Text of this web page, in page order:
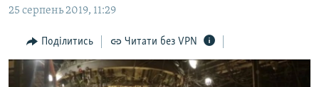
основної
навігації
Перейти
до
пошуку
БЛОГИ
ПОГЛЯД
ІНТЕРВ'Ю
25 серпень 2019, 11:29
Поділитись Читати без VPN